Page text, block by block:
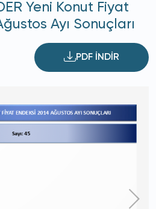
Yeni Konut Fiyat
Ayı Sonuçları
PDF İNDİR